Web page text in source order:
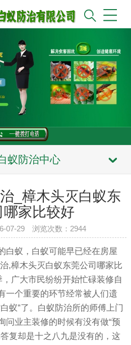
蚁防治中心
_樟木头灭白蚁东
哪家比较好
07-29 浏览次数： 2944
白蚁，白蚁可能早已经在房屋
,樟木头灭白蚁东莞公司哪家比
广大市民纷纷开始忙碌装修自
一个重要的环节经常被人们遗
蚁”了。白蚁防治所的师傅上门
问业主装修的时候有没有做“预
复却是十之八九是没有的，这